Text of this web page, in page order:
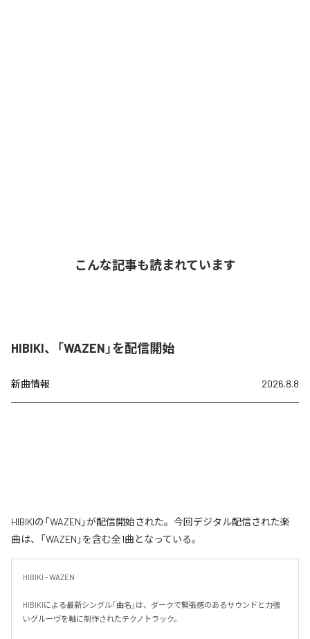
こんな記事も読まれています
HIBIKI、「WAZEN」を配信開始
新曲情報 2026.8.8
HIBIKIの「WAZEN」が配信開始された。今回デジタル配信された楽
曲は、「WAZEN」を含む全1曲となっている。
HIBIKI - WAZEN
HIBIKIによる最新シングル「曲名」は、ダークで緊張感のあるサウンドと力強
いグルーヴを軸に制作されたテクノトラック。